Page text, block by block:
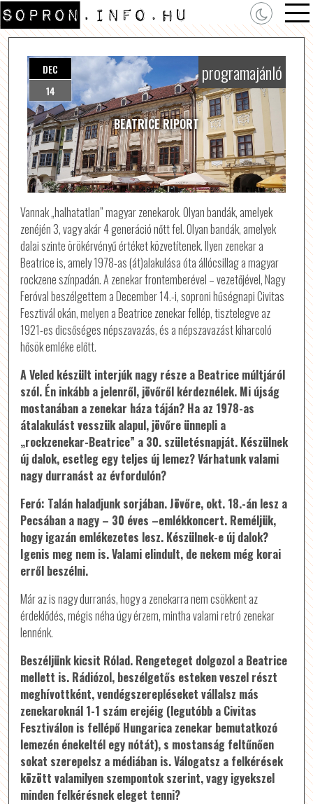
BEATRICE RIPORT
DEC
14
programajánló
Vannak „halhatatlan” magyar zenekarok. Olyan bandák, amelyek
zenéjén 3, vagy akár 4 generáció nőtt fel. Olyan bandák, amelyek
dalai szinte örökérvényű értéket közvetítenek. Ilyen zenekar a
Beatrice is, amely 1978-as (át)alakulása óta állócsillag a magyar
rockzene színpadán. A zenekar frontemberével – vezetőjével, Nagy
Feróval beszélgettem a December 14.-i, soproni hűségnapi Civitas
Fesztivál okán, melyen a Beatrice zenekar fellép, tisztelegve az
1921-es dicsőséges népszavazás, és a népszavazást kiharcoló
hősök emléke előtt.
A Veled készült interjúk nagy része a Beatrice múltjáról
szól. Én inkább a jelenről, jövőről kérdeznélek. Mi újság
mostanában a zenekar háza táján? Ha az 1978-as
átalakulást vesszük alapul, jövőre ünnepli a
„rockzenekar-Beatrice” a 30. születésnapját. Készülnek
új dalok, esetleg egy teljes új lemez? Várhatunk valami
nagy durranást az évfordulón?
Feró: Talán haladjunk sorjában. Jövőre, okt. 18.-án lesz a
Pecsában a nagy – 30 éves –emlékkoncert. Reméljük,
hogy igazán emlékezetes lesz. Készülnek-e új dalok?
Igenis meg nem is. Valami elindult, de nekem még korai
erről beszélni.
Már az is nagy durranás, hogy a zenekarra nem csökkent az
érdeklődés, mégis néha úgy érzem, mintha valami retró zenekar
lennénk.
Beszéljünk kicsit Rólad. Rengeteget dolgozol a Beatrice
mellett is. Rádiózol, beszélgetős esteken veszel részt
meghívottként, vendégszerepléseket vállalsz más
zenekaroknál 1-1 szám erejéig (legutóbb a Civitas
Fesztiválon is fellépő Hungarica zenekar bemutatkozó
lemezén énekeltél egy nótát), s mostanság feltűnően
sokat szerepelsz a médiában is. Válogatsz a felkérések
között valamilyen szempontok szerint, vagy igyekszel
minden felkérésnek eleget tenni?